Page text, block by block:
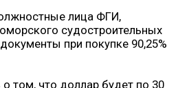
лица ФГИ,
судостроительных
при покупке 90,25%
о том, что доллар будет по 30